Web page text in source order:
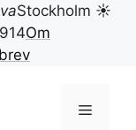
Stockholm ☀
Om
Meny